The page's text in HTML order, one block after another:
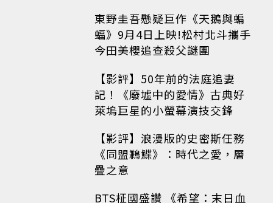
東野圭吾懸疑巨作《天鵝與蝙
蝠》9月4日上映!松村北斗攜手
今田美櫻追查殺父謎團
【影評】50年前的法庭追妻
記！《廢墟中的愛情》古典好
萊塢巨星的小螢幕演技交鋒
【影評】浪漫版的史密斯任務
《同盟鶼鰈》：時代之愛，層
疊之意
BTS柾國盛讚 《希望：末日血